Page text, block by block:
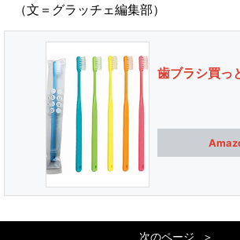
（文＝グラッチェ編集部）
歯ブラシ買っ
次のページ